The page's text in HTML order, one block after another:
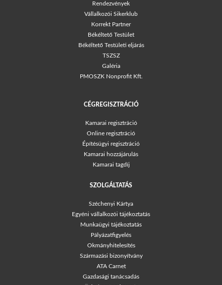
Rendezvények
Vállalkozói Sikerklub
Korrekt Partner
Békéltető Testület
Békéltető Testületi eljárás
TSZSZ
Galéria
PMOSZK Nonprofit Kft.
CÉGREGISZTRÁCIÓ
Kamarai regisztráció
Online regisztráció
Építésügyi regisztráció
Kamarai hozzájárulás
Kamarai tagdíj
SZOLGÁLTATÁS
Széchenyi Kártya
Egyéni vállalkozói tájékoztatás
Munkaügyi tájékoztatás
Pályázatfigyelés
Okmányhitelesítés
Származási bizonyítvány
ATA Carnet
Gazdasági tanácsadás